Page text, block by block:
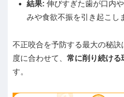
結果: 伸びすぎた歯が口内
みや食欲不振を引き起こし
不正咬合を予防する最大の秘訣
度に合わせて、 常に削り続ける
す。